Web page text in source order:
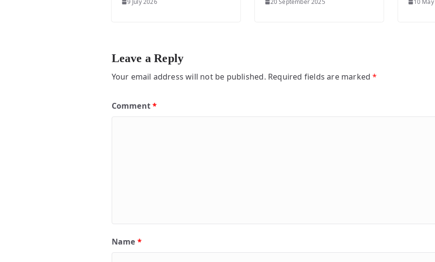
9 July 2026 20 September 2025 10
Leave a Reply
Your email address will not be published. Required fields are marked*
Comment*
Name *